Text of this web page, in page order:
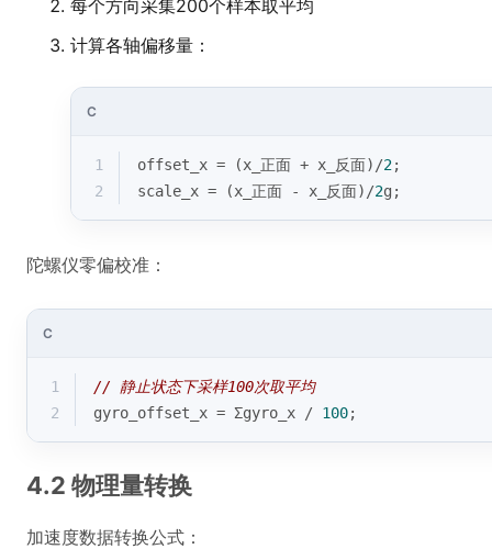
每个方向采集200个样本取平均
计算各轴偏移量：
C
1 offset_x = (x_正面 + x_反面)/2;
2
scale_x = (x_正面 - x_反面)/2g;
陀螺仪零偏校准：
C
1
// 静止状态下采样100次取平均
2
gyro_offset_x = Σgyro_x / 100;
4.2 物理量转换
加速度数据转换公式：